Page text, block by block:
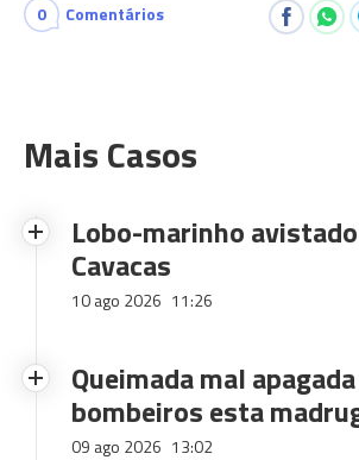
0 Comentários
Mais Casos
Lobo-marinho
Cavacas
10 ago 2026 11:26
Queimada mal
bombeiros esta
09 ago 2026 13:02